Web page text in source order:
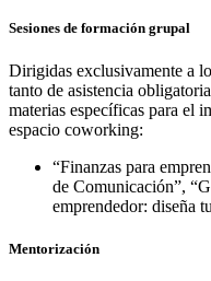
Sesiones de formación grupal
Dirigidas exclusivamente a
tanto de asistencia
materias específicas para el
espacio coworking:
“Finanzas para
de Comunicación”,
emprendedor: diseña
Mentorización